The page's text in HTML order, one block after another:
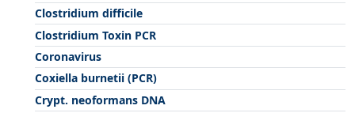
Clostridium difficile
Clostridium Toxin PCR
Coronavirus
Coxiella burnetii (PCR)
Crypt. neoformans DNA